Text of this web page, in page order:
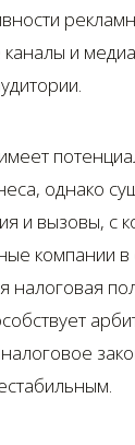
и
однако
и вызовы, с
компании в
налоговая